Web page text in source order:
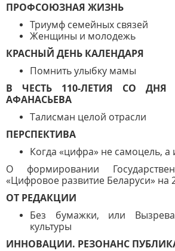
ПРОФСОЮЗНАЯ ЖИЗНЬ
Триумф семейных связей
Женщины и молодежь
КРАСНЫЙ ДЕНЬ КАЛЕНДАРЯ
Помнить улыбку мамы
В ЧЕСТЬ 110-ЛЕТИЯ СО ДНЯ
АФАНАСЬЕВА
Талисман целой отрасли
ПЕРСПЕКТИВА
Когда «цифра» не самоцель, а
О формировании
«Цифровое развитие Беларуси» на
ОТ РЕДАКЦИИ
Без бумажки, или
культуры
ИННОВАЦИИ. РЕЗОНАНС